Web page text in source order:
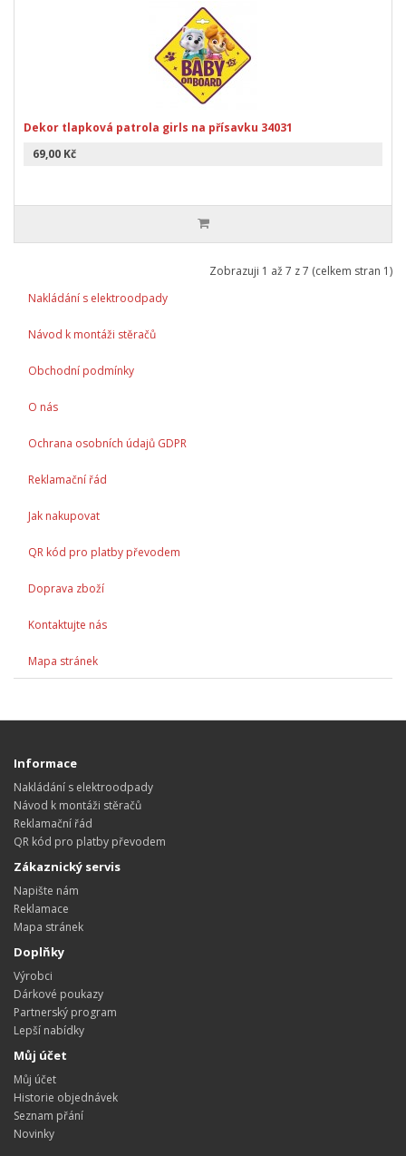
Dekor tlapková patrola girls na přísavku 34031
69,00 Kč
Zobrazuji 1 až 7 z 7 (celkem stran 1)
Nakládání s elektroodpady
Návod k montáži stěračů
Obchodní podmínky
O nás
Ochrana osobních údajů GDPR
Reklamační řád
Jak nakupovat
QR kód pro platby převodem
Doprava zboží
Kontaktujte nás
Mapa stránek
Informace
Nakládání s elektroodpady
Návod k montáži stěračů
Reklamační řád
QR kód pro platby převodem
Zákaznický servis
Napište nám
Reklamace
Mapa stránek
Doplňky
Výrobci
Dárkové poukazy
Partnerský program
Lepší nabídky
Můj účet
Můj účet
Historie objednávek
Seznam přání
Novinky